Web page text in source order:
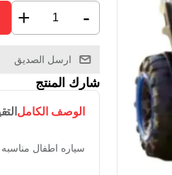
-
+
ارسل الصديق
شارك المنتج
الوصف الكامل
سياره اطفال مناسبه الى